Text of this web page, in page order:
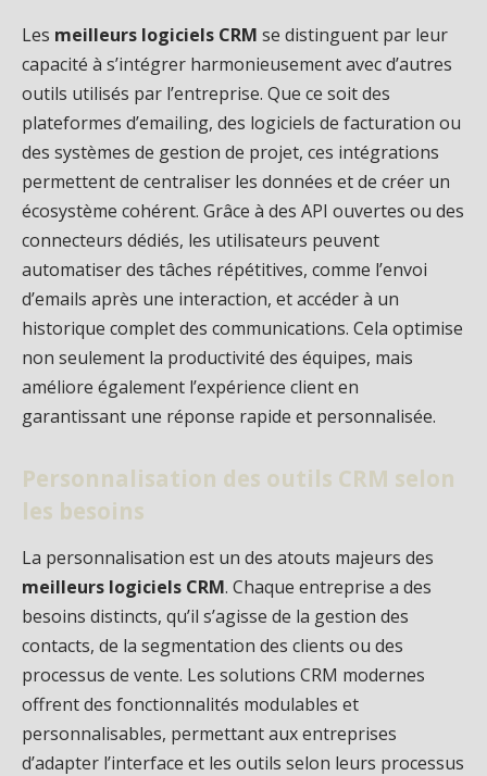
Les meilleurs logiciels CRM se distinguent par leur
capacité à s’intégrer harmonieusement avec d’autres
outils utilisés par l’entreprise. Que ce soit des
plateformes d’emailing, des logiciels de facturation ou
des systèmes de gestion de projet, ces intégrations
permettent de centraliser les données et de créer un
écosystème cohérent. Grâce à des API ouvertes ou des
connecteurs dédiés, les utilisateurs peuvent
automatiser des tâches répétitives, comme l’envoi
d’emails après une interaction, et accéder à un
historique complet des communications. Cela optimise
non seulement la productivité des équipes, mais
améliore également l’expérience client en
garantissant une réponse rapide et personnalisée.
Personnalisation des outils CRM selon
les besoins
La personnalisation est un des atouts majeurs des
meilleurs logiciels CRM. Chaque entreprise a des
besoins distincts, qu’il s’agisse de la gestion des
contacts, de la segmentation des clients ou des
processus de vente. Les solutions CRM modernes
offrent des fonctionnalités modulables et
personnalisables, permettant aux entreprises
d’adapter l’interface et les outils selon leurs processus